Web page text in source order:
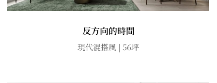
反方向的時間
現代混搭風 | 56坪